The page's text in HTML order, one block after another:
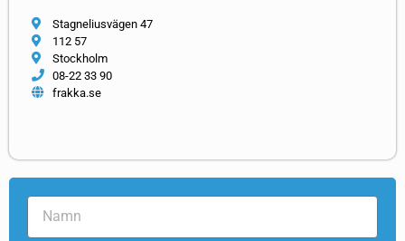
Stagneliusvägen 47
112 57
Stockholm
08-22 33 90
frakka.se